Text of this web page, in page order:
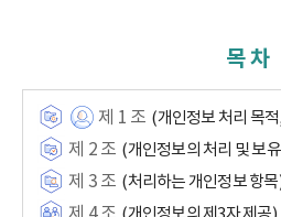
목 차
제 1 조 (개인정보 처리 목
제 2 조 (개인정보의 처리 및 보
제 3 조 (처리하는 개인정보 항
제 4 조 (개인정보의 제3자 제공)